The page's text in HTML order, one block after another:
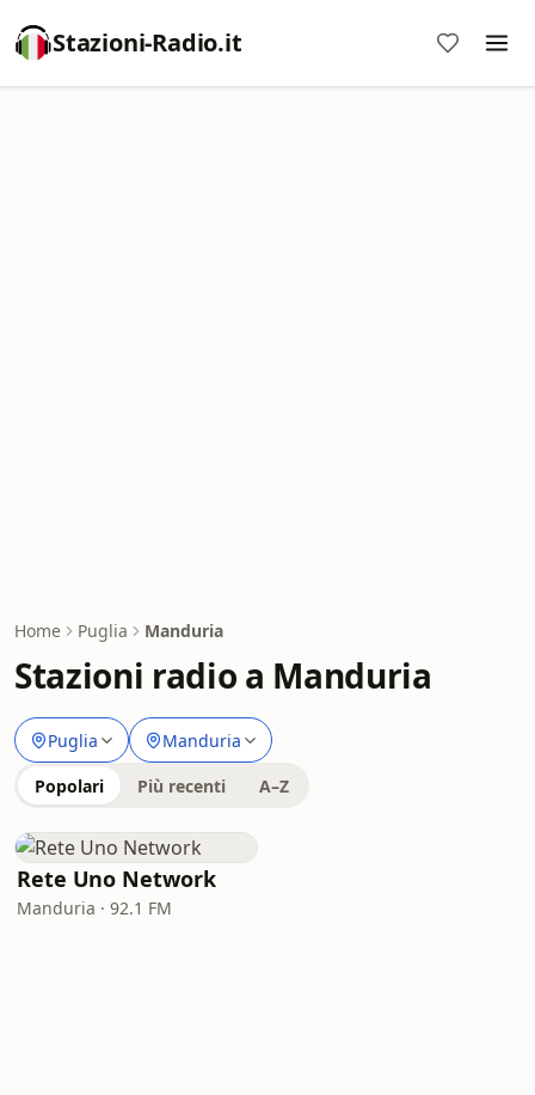
Stazioni-Radio.it
Home Puglia Manduria
Stazioni radio a Manduria
Puglia Manduria
Popolari Più recenti A–Z
Rete Uno Network
Manduria · 92.1 FM